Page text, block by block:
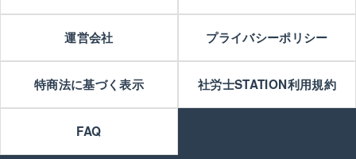
運営会社 プライバシーポリシー
特商法に基づく表示 社労士STATION利用規約
FAQ